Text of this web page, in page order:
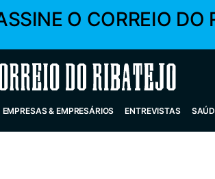
O CORREIO DO
do Ribatejo
EMPRESAS & EMPRESÁRIOS ENTREVISTAS